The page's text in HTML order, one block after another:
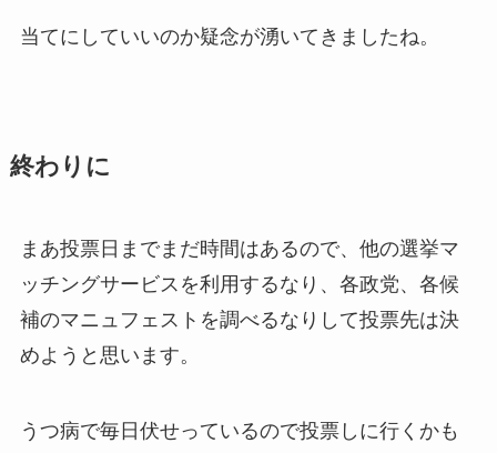
当てにしていいのか疑念が湧いてきましたね。
終わりに
まあ投票日までまだ時間はあるので、他の選挙マ
ッチングサービスを利用するなり、各政党、各候
補のマニュフェストを調べるなりして投票先は決
めようと思います。
うつ病で毎日伏せっているので投票しに行くかも